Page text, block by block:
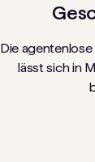
Die
lässt sich in